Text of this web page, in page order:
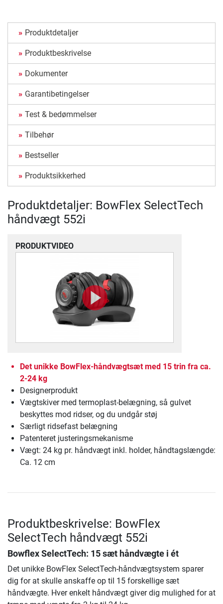
Produktdetaljer
Produktbeskrivelse
Dokumenter
Garantibetingelser
Test & bedømmelser
Tilbehør
Bestseller
Produktsikkerhed
Produktdetaljer: BowFlex SelectTech
håndvægt 552i
PRODUKTVIDEO
Det unikke BowFlex-håndvægtsæt med 15 trin fra ca.
2-24 kg
Designerprodukt
Vægtskiver med termoplast-belægning, så gulvet
beskyttes mod ridser, og du undgår støj
Særligt ridsefast belægning
Patenteret justeringsmekanisme
Vægt: 24 kg pr. håndvægt inkl. holder, håndtagslængde:
Ca. 12 cm
Produktbeskrivelse: BowFlex
SelectTech håndvægt 552i
Bowflex SelectTech: 15 sæt håndvægte i ét
Det unikke BowFlex SelectTech-håndvægtsystem sparer
dig for at skulle anskaffe op til 15 forskellige sæt
håndvægte. Hver enkelt håndvægt giver dig mulighed for at